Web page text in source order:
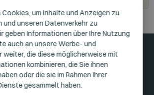
bleiben
HUNGARIAN
GERMAN
ENGLISH
um Inhalte und Anzeigen zu
und unseren Datenverkehr zu
geben Informationen über Ihre Nutzung
auch an unsere Werbe- und
weiter, die diese möglicherweise mit
kombinieren, die Sie ihnen
oder die sie im Rahmen Ihrer
gesammelt haben.